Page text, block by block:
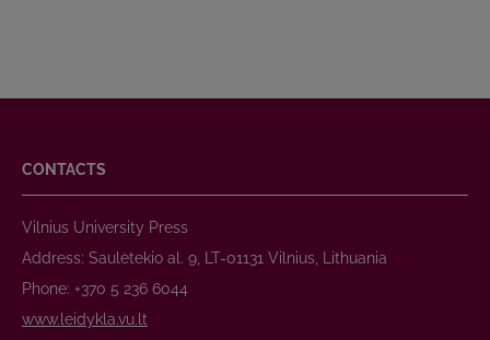
CONTACTS
Vilnius University Press
Address: Saulėtekio al. 9, LT-01131 Vilnius, Lithuania
Phone: +370 5 236 6044
www.leidykla.vu.lt